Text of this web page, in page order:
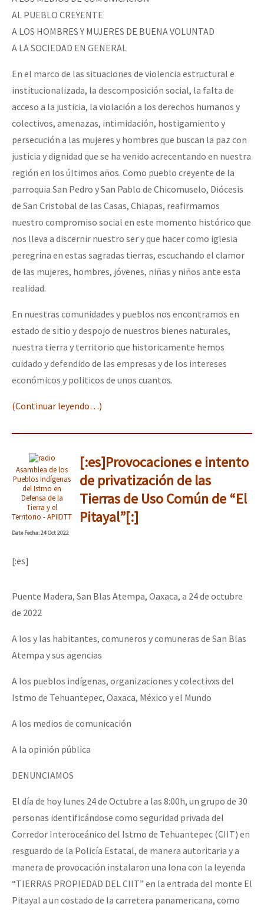
AL PUEBLO CREYENTE
A LOS HOMBRES Y MUJERES DE BUENA VOLUNTAD
A LA SOCIEDAD EN GENERAL
En el marco de las situaciones de violencia estructural e
institucionalizada, la descomposición social, la falta de
acceso a la justicia, la violación a los derechos humanos y
colectivos, amenazas, intimidación, hostigamiento y
persecución a las mujeres y hombres que buscan la paz con
justicia y dignidad que se ha venido acrecentando en nuestra
región en los últimos años. Como pueblo creyente de la
parroquia San Pedro y San Pablo de Chicomuselo, Diócesis
de San Cristobal de las Casas, Chiapas, reafirmamos
nuestro compromiso social en este momento histórico que
nos lleva a discernir nuestro ser y que hacer como iglesia
peregrina en estas sagradas tierras, escuchando el clamor
de las mujeres, hombres, jóvenes, niñas y niños ante esta
realidad.
En nuestras comunidades y pueblos nos encontramos en
estado de sitio y despojo de nuestros bienes naturales,
nuestra tierra y territorio que historicamente hemos
cuidado y defendido de las empresas y de los intereses
económicos y politicos de unos cuantos.
(Continuar leyendo…)
Asamblea de los
Pueblos Indígenas
del Istmo en
Defensa de la
Tierra y el
Territorio - APIIDTT
[:es]Provocaciones e intento
de privatización de las
Tierras de Uso Común de “El
Pitayal”[:]
DateFecha: 24 Oct 2022
[:es]
Puente Madera, San Blas Atempa, Oaxaca, a 24 de octubre
de 2022
A los y las habitantes, comuneros y comuneras de San Blas
Atempa y sus agencias
A los pueblos indígenas, organizaciones y colectivxs del
Istmo de Tehuantepec, Oaxaca, México y el Mundo
A los medios de comunicación
A la opinión pública
DENUNCIAMOS
El día de hoy lunes 24 de Octubre a las 8:00h, un grupo de 30
personas identificándose como seguridad privada del
Corredor Interoceánico del Istmo de Tehuantepec (CIIT) en
resguardo de la Policía Estatal, de manera autoritaria y a
manera de provocación instalaron una lona con la leyenda
“TIERRAS PROPIEDAD DEL CIIT” en la entrada del monte El
Pitayal a un costado de la carretera panamericana, como